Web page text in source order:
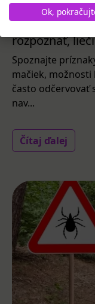
31.07.2026
Črevné
rozpoznať,
Spoznajte
mačiek, možnosti
často odčervovať
nav...
Čítaj ďalej
Ok,